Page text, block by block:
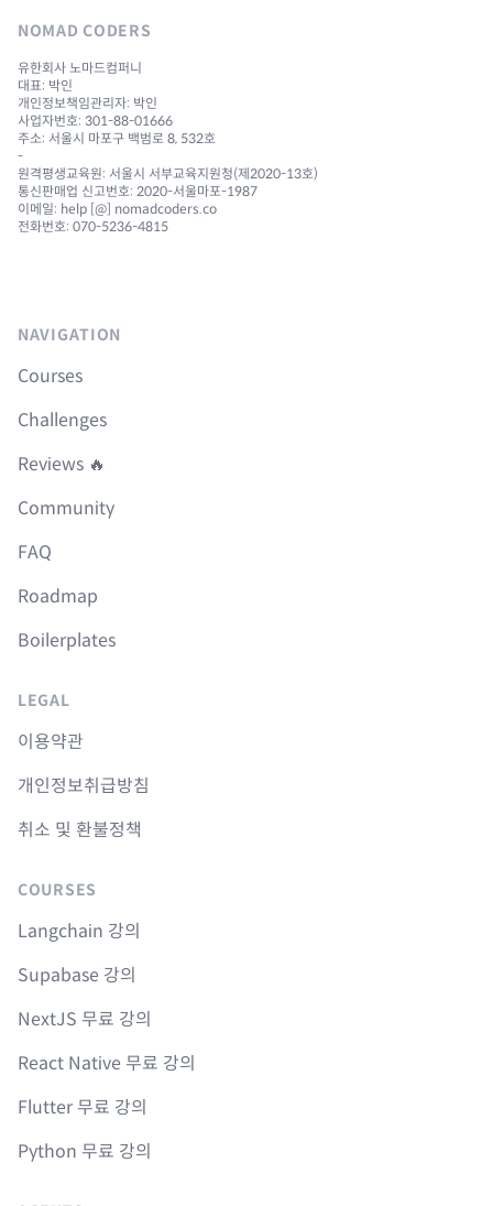
NOMAD CODERS
유한회사 노마드컴퍼니
대표: 박인
개인정보책임관리자: 박인
사업자번호: 301-88-01666
주소: 서울시 마포구 백범로 8, 532호
-
원격평생교육원: 서울시 서부교육지원청(제2020-13호)
통신판매업 신고번호: 2020-서울마포-1987
이메일: help [@] nomadcoders.co
전화번호: 070-5236-4815
NAVIGATION
Courses
Challenges
Reviews 🔥
Community
FAQ
Roadmap
Boilerplates
LEGAL
이용약관
개인정보취급방침
취소 및 환불정책
COURSES
Langchain 강의
Supabase 강의
NextJS 무료 강의
React Native 무료 강의
Flutter 무료 강의
Python 무료 강의